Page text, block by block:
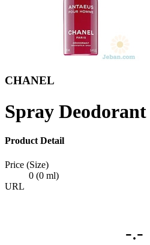
CHANEL
Spray
Product Detail
Price (Size)
0 (0 ml)
URL
-.-